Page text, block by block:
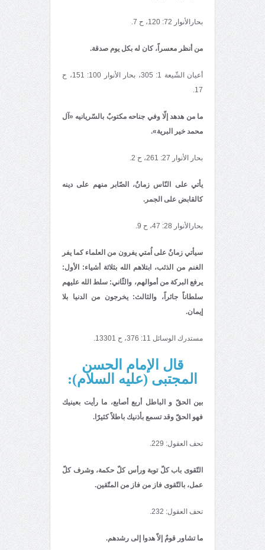
بحارالأنوار 72: 120، ح 7.
من أنظر معسراً، كان له بكل یوم صدقة.
أعیان الشّیعة 1: 305، بحار الأنوار 100: 151، ح
17.
ما من هدهد إلّا وفي جناحه مكتوبٌ بالسّریانیه «آل
محمد خیر البریة».
بحار الأنوار 27: 261، ح 2.
یأتي على النّاس زمانٌ، الصّابر منهم على دینه
كالقابض على الجمر.
بحارالأنوار 28: 47، ح 9.
سیأتي زمانٌ على اُمتي یفرون من العلماء كما یفر
الغنم من الذئب، ابتلاهم الله بثلاثة أشیاء: الأول:
یرفع البركة من أموالهم، والثّاني: سلط الله علیهم
سلطاناً جائراً، والثالث: یخرجون من الدنیا بلا
إیمان.
مستدرك الوسائل 11: 376، ح 13301.
قال الإمام الحسن
المجتبى (عليه السلام):
بین الحقّ و الباطل أربع أصابع، ما رأیت بعینیك
فهو الحقّ وقد تسمع بأذنیك باطلاً كثیرًا.
تحف العقول: 229.
التّقوى باب كلّ توبة ورأس كلّ حكمة، وشرف كلّ
عمل، بالتّقوى فاز من فاز من المتّقین.
تحف العقول: 232.
ما تشاور قومٌ إلاّ هدوا إلى رشدهم.